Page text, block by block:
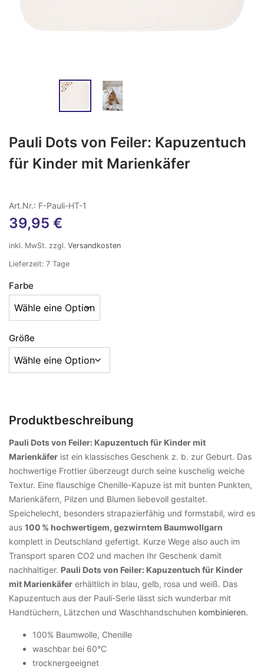
Pauli Dots von Feiler: Kapuzentuch
für Kinder mit Marienkäfer
Art.Nr.: F-Pauli-HT-1
39,95 €
inkl. MwSt. zzgl. Versandkosten
Lieferzeit: 7 Tage
Farbe
Größe
Produktbeschreibung
Pauli Dots von Feiler: Kapuzentuch für Kinder mit
Marienkäfer ist ein klassisches Geschenk z. b. zur Geburt. Das
hochwertige Frottier überzeugt durch seine kuschelig weiche
Textur. Eine flauschige Chenille-Kapuze ist mit bunten Punkten,
Marienkäfern, Pilzen und Blumen liebevoll gestaltet.
Speichelecht, besonders strapazierfähig und formstabil, wird es
aus 100 % hochwertigem, gezwirntem Baumwollgarn
komplett in Deutschland gefertigt. Kurze Wege also auch im
Transport sparen CO2 und machen Ihr Geschenk damit
nachhaltiger. Pauli Dots von Feiler: Kapuzentuch für Kinder
mit Marienkäfer erhältlich in blau, gelb, rosa und weiß. Das
Kapuzentuch aus der Pauli-Serie lässt sich wunderbar mit
Handtüchern, Lätzchen und Waschhandschuhen kombinieren.
100% Baumwolle, Chenille
waschbar bei 60°C
trocknergeeignet